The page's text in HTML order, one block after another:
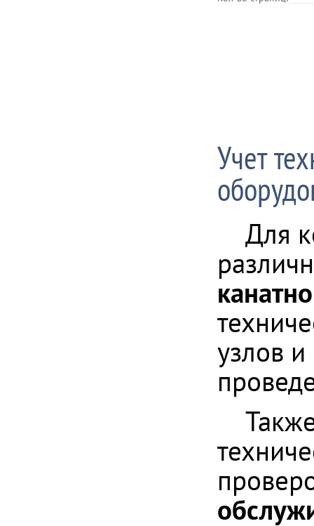
Учет
Для
узлов